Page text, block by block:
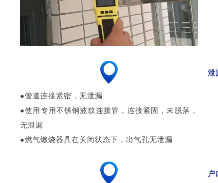
泄
●管道连接紧密，无泄漏
●使用专用不锈钢波纹连接管，连接紧固，未脱落，
无泄漏
●燃气燃烧器具在关闭状态下，出气孔无泄漏
户